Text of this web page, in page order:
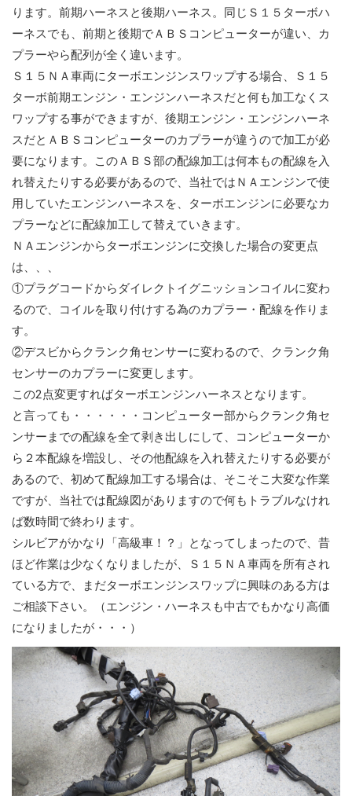
ります。前期ハーネスと後期ハーネス。同じＳ１５ターボハ
ーネスでも、前期と後期でＡＢＳコンピューターが違い、カ
プラーやら配列が全く違います。
Ｓ１５ＮＡ車両にターボエンジンスワップする場合、Ｓ１５
ターボ前期エンジン・エンジンハーネスだと何も加工なくス
ワップする事ができますが、後期エンジン・エンジンハーネ
スだとＡＢＳコンピューターのカプラーが違うので加工が必
要になります。このＡＢＳ部の配線加工は何本もの配線を入
れ替えたりする必要があるので、当社ではＮＡエンジンで使
用していたエンジンハーネスを、ターボエンジンに必要なカ
プラーなどに配線加工して替えていきます。
ＮＡエンジンからターボエンジンに交換した場合の変更点
は、、、
①プラグコードからダイレクトイグニッションコイルに変わ
るので、コイルを取り付けする為のカプラー・配線を作りま
す。
②デスビからクランク角センサーに変わるので、クランク角
センサーのカプラーに変更します。
この2点変更すればターボエンジンハーネスとなります。
と言っても・・・・・・コンピューター部からクランク角セ
ンサーまでの配線を全て剥き出しにして、コンピューターか
ら２本配線を増設し、その他配線を入れ替えたりする必要が
あるので、初めて配線加工する場合は、そこそこ大変な作業
ですが、当社では配線図がありますので何もトラブルなけれ
ば数時間で終わります。
シルビアがかなり「高級車！？」となってしまったので、昔
ほど作業は少なくなりましたが、Ｓ１５ＮＡ車両を所有され
ている方で、まだターボエンジンスワップに興味のある方は
ご相談下さい。（エンジン・ハーネスも中古でもかなり高価
になりましたが・・・）